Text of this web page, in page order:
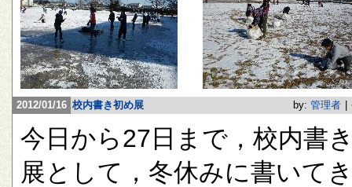
2012/01/16 校内書き初め展 by: 管理者
今日から27日まで，校内書
展として，冬休みに書いて